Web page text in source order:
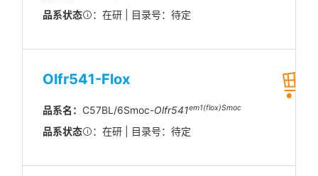
品系状态 ：在研 | 目录号：待定
Olfr541-Flox
品系名： C57BL/6Smoc-Olfr541em1(flox)Smoc
品系状态 ：在研 | 目录号：待定